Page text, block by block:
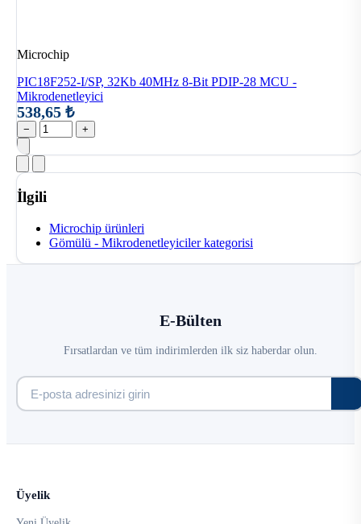
Microchip
PIC18F252-I/SP, 32Kb 40MHz 8-Bit PDIP-28 MCU -
Mikrodenetleyici
538,65 ₺
− +
İlgili
Microchip ürünleri
Gömülü - Mikrodenetleyiciler kategorisi
E-Bülten
Fırsatlardan ve tüm indirimlerden ilk siz haberdar olun.
Üyelik